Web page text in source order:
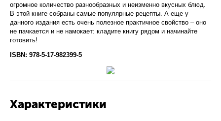
огромное количество разнообразных и неизменно вкусных блюд.
В этой книге собраны самые популярные рецепты. А еще у
данного издания есть очень полезное практичное свойство – оно
не пачкается и не намокает: кладите книгу рядом и начинайте
готовить!
ISBN: 978-5-17-982399-5
Характеристики